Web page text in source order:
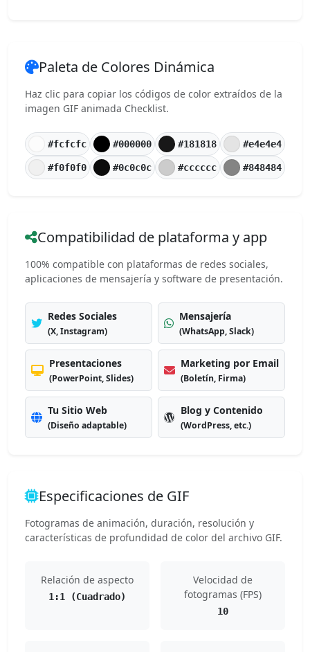
Paleta de Colores Dinámica
Haz clic para copiar los códigos de color extraídos de la
imagen GIF animada Checklist.
#fcfcfc #000000 #181818 #e4e4e4
#f0f0f0 #0c0c0c #cccccc #848484
Compatibilidad de plataforma y app
100% compatible con plataformas de redes sociales,
aplicaciones de mensajería y software de presentación.
Redes Sociales
(X, Instagram)
Mensajería
(WhatsApp, Slack)
Presentaciones
(PowerPoint, Slides)
Marketing por Email
(Boletín, Firma)
Tu Sitio Web
(Diseño adaptable)
Blog y Contenido
(WordPress, etc.)
Especificaciones de GIF
Fotogramas de animación, duración, resolución y
características de profundidad de color del archivo GIF.
Relación de aspecto
1:1 (Cuadrado)
Velocidad de
fotogramas (FPS)
10